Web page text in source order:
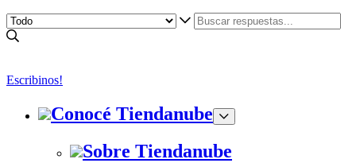
Escribinos!
Conocé Tiendanube
Sobre Tiendanube